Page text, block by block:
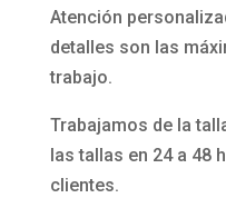
Atención
detalles son las
trabajo.
Trabajamos de la
las tallas en 24 a 48
clientes.